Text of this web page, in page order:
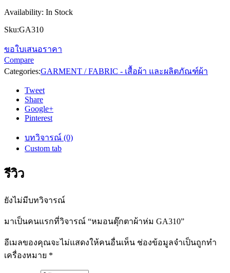
Availability: In Stock
Sku:GA310
ขอใบเสนอราคา
Compare
Categories:GARMENT / FABRIC - เสื้อผ้า และผลิตภัณฑ์ผ้า
Tweet
Share
Google+
Pinterest
บทวิจารณ์ (0)
Custom tab
รีวิว
ยังไม่มีบทวิจารณ์
มาเป็นคนแรกที่วิจารณ์ “หมอนตุ๊กตาผ้าห่ม GA310”
อีเมลของคุณจะไม่แสดงให้คนอื่นเห็น ช่องข้อมูลจำเป็นถูกทำ
เครื่องหมาย *